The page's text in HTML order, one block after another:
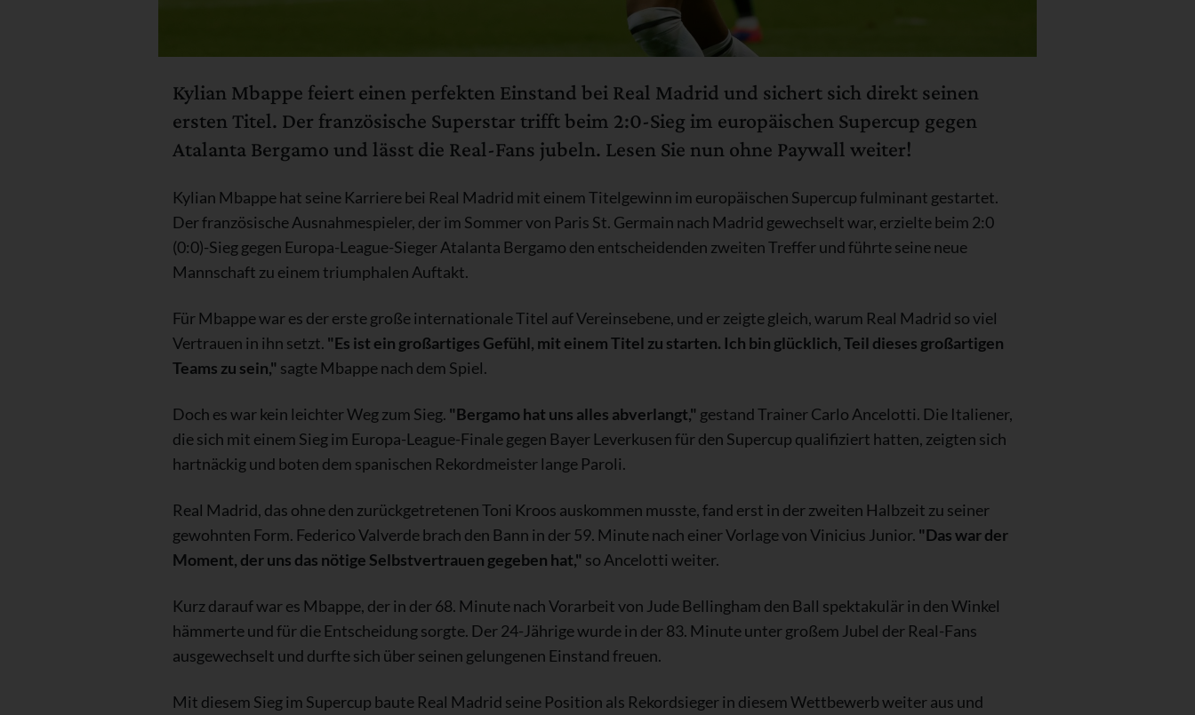
Kylian Mbappe feiert einen perfekten Einstand bei Real Madrid und sichert sich direkt seinen
ersten Titel. Der französische Superstar trifft beim 2:0-Sieg im europäischen Supercup gegen
Atalanta Bergamo und lässt die Real-Fans jubeln. Lesen Sie nun ohne Paywall weiter!
Kylian Mbappe hat seine Karriere bei Real Madrid mit einem Titelgewinn im europäischen Supercup fulminant gestartet.
Der französische Ausnahmespieler, der im Sommer von Paris St. Germain nach Madrid gewechselt war, erzielte beim 2:0
(0:0)-Sieg gegen Europa-League-Sieger Atalanta Bergamo den entscheidenden zweiten Treffer und führte seine neue
Mannschaft zu einem triumphalen Auftakt.
Für Mbappe war es der erste große internationale Titel auf Vereinsebene, und er zeigte gleich, warum Real Madrid so viel
Vertrauen in ihn setzt. "Es ist ein großartiges Gefühl, mit einem Titel zu starten. Ich bin glücklich, Teil dieses großartigen
Teams zu sein," sagte Mbappe nach dem Spiel.
Doch es war kein leichter Weg zum Sieg. "Bergamo hat uns alles abverlangt," gestand Trainer Carlo Ancelotti. Die Italiener,
die sich mit einem Sieg im Europa-League-Finale gegen Bayer Leverkusen für den Supercup qualifiziert hatten, zeigten sich
hartnäckig und boten dem spanischen Rekordmeister lange Paroli.
Real Madrid, das ohne den zurückgetretenen Toni Kroos auskommen musste, fand erst in der zweiten Halbzeit zu seiner
gewohnten Form. Federico Valverde brach den Bann in der 59. Minute nach einer Vorlage von Vinicius Junior. "Das war der
Moment, der uns das nötige Selbstvertrauen gegeben hat," so Ancelotti weiter.
Kurz darauf war es Mbappe, der in der 68. Minute nach Vorarbeit von Jude Bellingham den Ball spektakulär in den Winkel
hämmerte und für die Entscheidung sorgte. Der 24-Jährige wurde in der 83. Minute unter großem Jubel der Real-Fans
ausgewechselt und durfte sich über seinen gelungenen Einstand freuen.
Mit diesem Sieg im Supercup baute Real Madrid seine Position als Rekordsieger in diesem Wettbewerb weiter aus und